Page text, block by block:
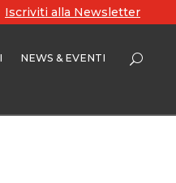
Iscriviti alla Newsletter
NEWS & EVENTI